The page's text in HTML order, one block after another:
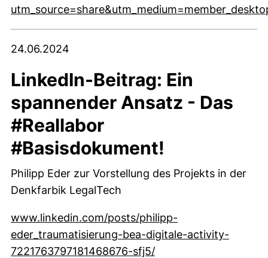
24.06.2024
LinkedIn-Beitrag: Ein
spannender Ansatz - Das
#Reallabor
#Basisdokument!
Philipp Eder zur Vorstellung des Projekts in der
Denkfarbik LegalTech
www.linkedin.com/posts/philipp-
eder_traumatisierung-bea-digitale-activity-
7221763797181468676-sfj5/(externer Link, öffnet